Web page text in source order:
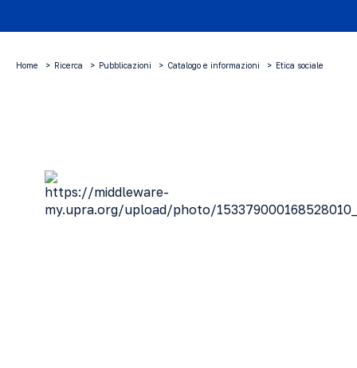
Home Ricerca Pubblicazioni Catalogo e informazioni Etica sociale